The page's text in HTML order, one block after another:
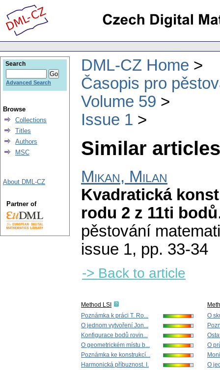
DML-CZ Home
Časopis pro
Volume 59
Issue 1
Similar
Mikan, Milan
Kvadratická
rodu 2 z 11ti bodů
pěstování
issue 1, pp. 33-34
-> Back to article
Method LSI
Poznámka k práci T. Ro...
O jednom vytvoření Jon...
Konfigurace bodů rovin...
O geometrickém místu b...
Poznámka ke konstrukcí...
Harmonická příbuznost. I.
O
O
O
Search
Advanced Search
Browse
Collections
Titles
Authors
MSC
About DML-CZ
Partner of